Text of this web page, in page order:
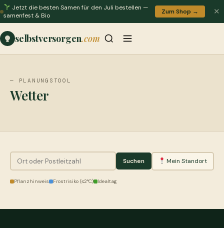
Jetzt die besten Samen für den Juli bestellen —
samenfest & Bio
Zum Shop → ✕
selbstversorgen.com
— PLANUNGSTOOL
Wetter
Suchen Mein Standort
Pflanzhinweis Frostrisiko (≤2°C) Idealtag